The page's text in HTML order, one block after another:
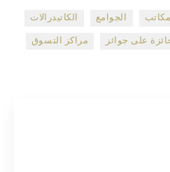
الجوامع الكاتيدرالات
على جوائز مراكز التسوق